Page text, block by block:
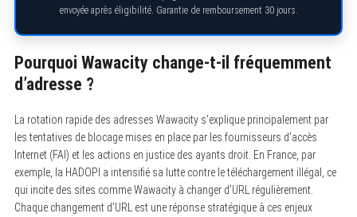
envoyée après éligibilité. Garantie de remboursement 30 jours.
Pourquoi Wawacity change-t-il fréquemment
d’adresse ?
La rotation rapide des adresses Wawacity s’explique principalement par
les tentatives de blocage mises en place par les fournisseurs d’accès
Internet (FAI) et les actions en justice des ayants droit. En France, par
exemple, la HADOPI a intensifié sa lutte contre le téléchargement illégal, ce
qui incite des sites comme Wawacity à changer d’URL régulièrement.
Chaque changement d’URL est une réponse stratégique à ces enjeux